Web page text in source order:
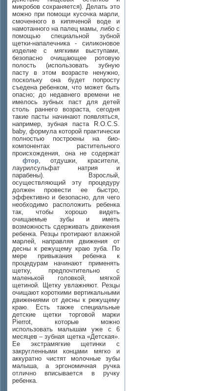
микробов сохраняется). Делать это
можно при помощи кусочка марли,
смоченного в кипяченой воде и
намотанного на палец мамы, либо с
помощью специальной зубной
щетки-напалечника - силиконовое
изделие с мягкими выступами,
безопасно очищающее ротовую
полость (использовать зубную
пасту в этом возрасте ненужно,
поскольку она будет попросту
съедена ребенком, что может быть
опасно; до недавнего времени не
имелось зубных паст для детей
столь раннего возраста, сегодня
такие пасты начинают появляться,
например, зубная паста R.O.C.S.
baby, формула которой практически
полностью построены на био-
компонентах растительного
происхождения, она не содержат
фтор, отдушки, красители,
лаурилсульфат натрия и
парабены). Взрослый,
осуществляющий эту процедуру
должен провести ее быстро,
эффективно и безопасно, для чего
необходимо расположить ребенка
так, чтобы хорошо видеть
очищаемые зубы и иметь
возможность сдерживать движения
ребенка. Резцы протирают влажной
марлей, направляя движения от
десны к режущему краю зуба. По
мере привыкания ребенка к
процедурам начинают применять
щетку, предпочтительно с
маленькой головкой, мягкой
щетиной. Щетку увлажняют. Резцы
очищают короткими вертикальными
движениями от десны к режущему
краю. Есть также специальные
детские щетки торговой марки
Pierrot, которые можно
использовать малышам уже с 6
месяцев – зубная щетка «Детская».
Ее экстрамягкие щетинки с
закругленными концами мягко и
аккуратно чистят молочные зубы
малыша, а эргономичная ручка
отлично вписывается в ручку
ребенка.